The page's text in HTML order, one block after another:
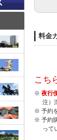
料金
こち
※ 夜行
注）
※ 予約
※ 予約
って